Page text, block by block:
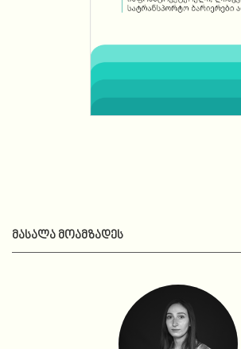
ᲛᲐᲡᲐᲚᲐ ᲛᲝᲐᲛᲖᲐᲓᲔᲡ